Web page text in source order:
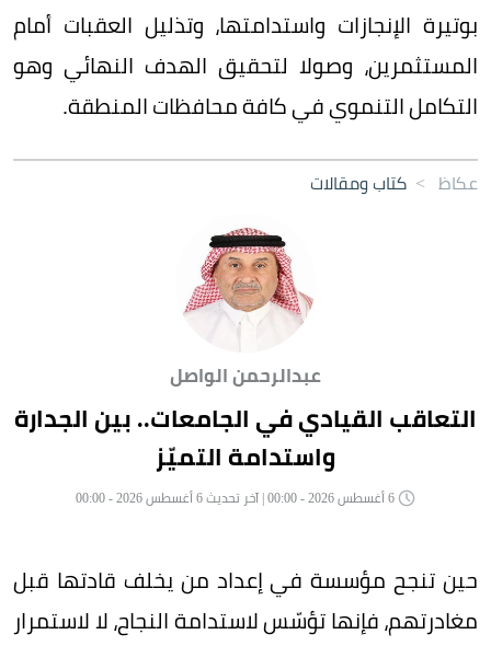
بوتيرة الإنجازات واستدامتها، وتذليل العقبات أمام
المستثمرين، وصولا لتحقيق الهدف النهائي وهو
التكامل التنموي في كافة محافظات المنطقة.
عكاظ > كتاب ومقالات
عبدالرحمن الواصل
التعاقب القيادي في الجامعات.. بين الجدارة
واستدامة التميّز
حين تنجح مؤسسة في إعداد من يخلف قادتها قبل
مغادرتهم، فإنها تؤسّس لاستدامة النجاح، لا لاستمرار